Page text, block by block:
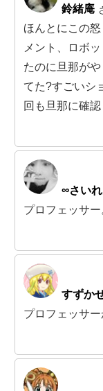
鈴緒庵
ほんとにこの
メント、ロボ
たのに旦那が
てた?すごいシ
回も旦那に確
∞さい
プロフェッサー
すずか
プロフェッサー